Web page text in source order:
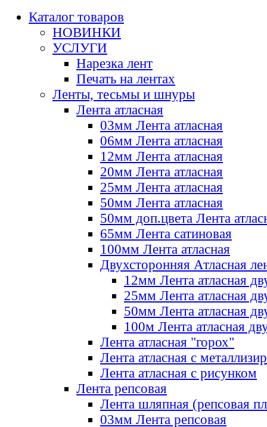
Каталог товаров
НОВИНКИ
УСЛУГИ
Нарезка лент
Печать на лентах
Ленты, тесьмы и шнуры
Лента атласная
03мм Лента атласная
06мм Лента атласная
12мм Лента атласная
20мм Лента атласная
25мм Лента атласная
50мм Лента атласная
50мм доп.цвета Лента
65мм Лента сатиновая
100мм Лента атласная
Двухсторонняя Атласная
12мм Лента атласная
25мм Лента атласная
50мм Лента атласная
100м Лента атласная
Лента атласная "горох"
Лента атласная с
Лента атласная с рисунком
Лента репсовая
Лента шляпная (репсовая
03мм Лента репсовая